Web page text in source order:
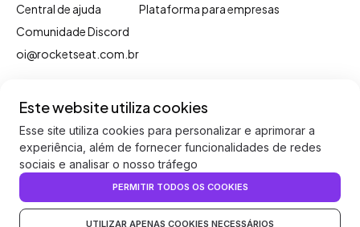
Este website utiliza cookies
Esse site utiliza cookies para personalizar e aprimorar a
experiência, além de fornecer funcionalidades de redes
sociais e analisar o nosso tráfego
PERMITIR TODOS OS COOKIES
UTILIZAR APENAS COOKIES NECESSÁRIOS
Central de ajuda
Comunidade Discord
oi@rocketseat.com.br
Plataforma para empresas
Discord InstagramLinkedinYoutubeFacebook
VOLTAR AO TOPO